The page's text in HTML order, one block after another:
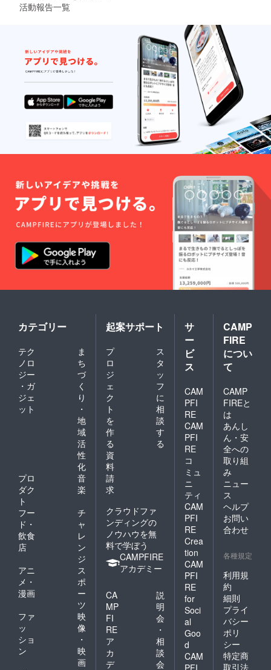
活動報告一覧
カテゴリー
テク
ノロ
ジー
・ガ
ジェ
ット
ま
ち
づ
く
り
・
地
域
活
性
化
プロ
ダク
ト
音
楽
フー
ド・
飲食
店
チ
ャ
レ
ン
ジ
アニ
メ・
漫画
ス
ポ
ー
ツ
ファ
ッ
ショ
ン
映
像
・
映
画
起案サポート
プ
ロ
ジ
ェ
ク
ト
を
作
る
ス
タ
ッ
フ
に
相
談
す
る
資
料
請
求
クラウドファ
ンディングの
ノウハウを無
料で学ぼう
CAMPFIRE
アカデミー
CA
MP
FI
RE
ア
カ
デ
説
明
会
・
相
談
会
サ
ー
ビ
ス
CAM
PFI
RE
CAM
PFI
RE
コ
ミュ
ニ
ティ
CAM
PFI
RE
Crea
tion
CAM
PFI
RE
for
Soci
al
Goo
d
CAM
CAMP
FIRE
につい
て
CAMP
FIREと
は
あんし
ん・安
全への
取り組
み
ニュー
ス
ヘルプ
お問い
合わせ
各種規定
利用規
約
細則
プライ
バシー
ポリ
シー
特定商
取引法